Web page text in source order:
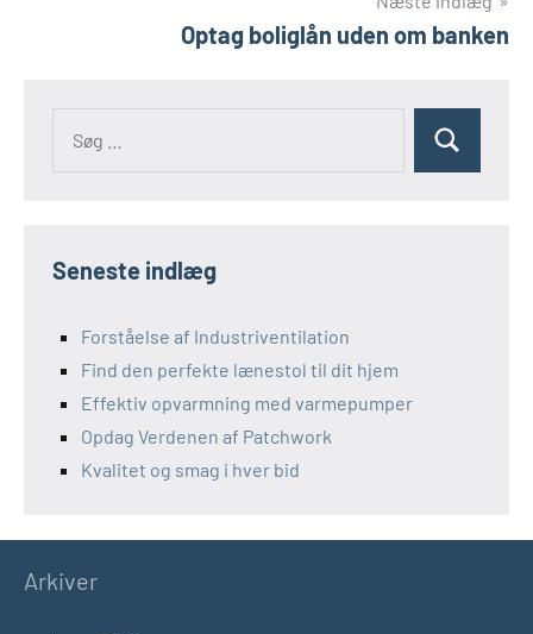
Optag boliglån uden om banken
efter:
Søg
Seneste indlæg
Forståelse af Industriventilation
Find den perfekte lænestol til dit hjem
Effektiv opvarmning med varmepumper
Opdag Verdenen af Patchwork
Kvalitet og smag i hver bid
Arkiver